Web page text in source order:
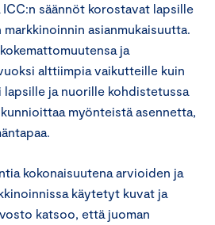
säännöt korostavat lapsille
asianmukaisuutta.
ja
alttiimpia vaikutteille kuin
lapsille ja nuorille kohdistetussa
myönteistä asennetta,
kokonaisuutena arvioiden ja
käytetyt kuvat ja
katsoo, että juoman